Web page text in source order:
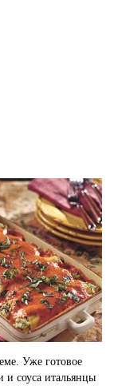
Уже готовое
и соуса итальянцы